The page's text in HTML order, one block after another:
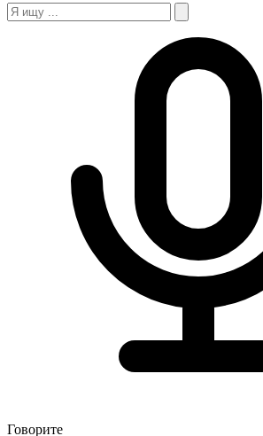
Говорите